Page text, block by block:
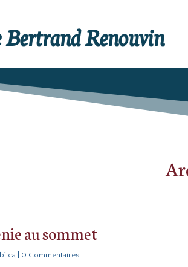
Bertrand Renouvin
au sommet
| 0 Commentaires